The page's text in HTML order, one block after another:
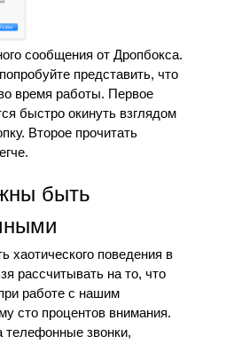
сообщения от Дропбокса.
представить, что
время работы. Первое
быстро окинуть взглядом
Второе прочитать
быть
хаотического поведения в
рассчитывать на то, что
работе с нашим
сто процентов внимания.
телефонные звонки,